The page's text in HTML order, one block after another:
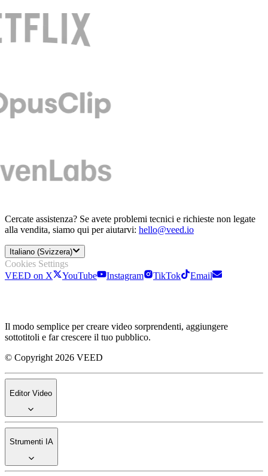
Cercate assistenza? Se avete problemi tecnici e richieste non legate
alla vendita, siamo qui per aiutarvi: hello@veed.io
Italiano (Svizzera)
Cookies Settings
VEED on X
YouTube Instagram TikTok Email
Il modo semplice per creare video sorprendenti, aggiungere
sottotitoli e far crescere il tuo pubblico.
© Copyright 2026 VEED
Editor Video
Strumenti IA